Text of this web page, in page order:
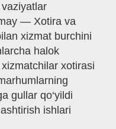
— Xotira va
xizmat burchini
halok
xotirasi
gullar qo‘yildi
ishlari